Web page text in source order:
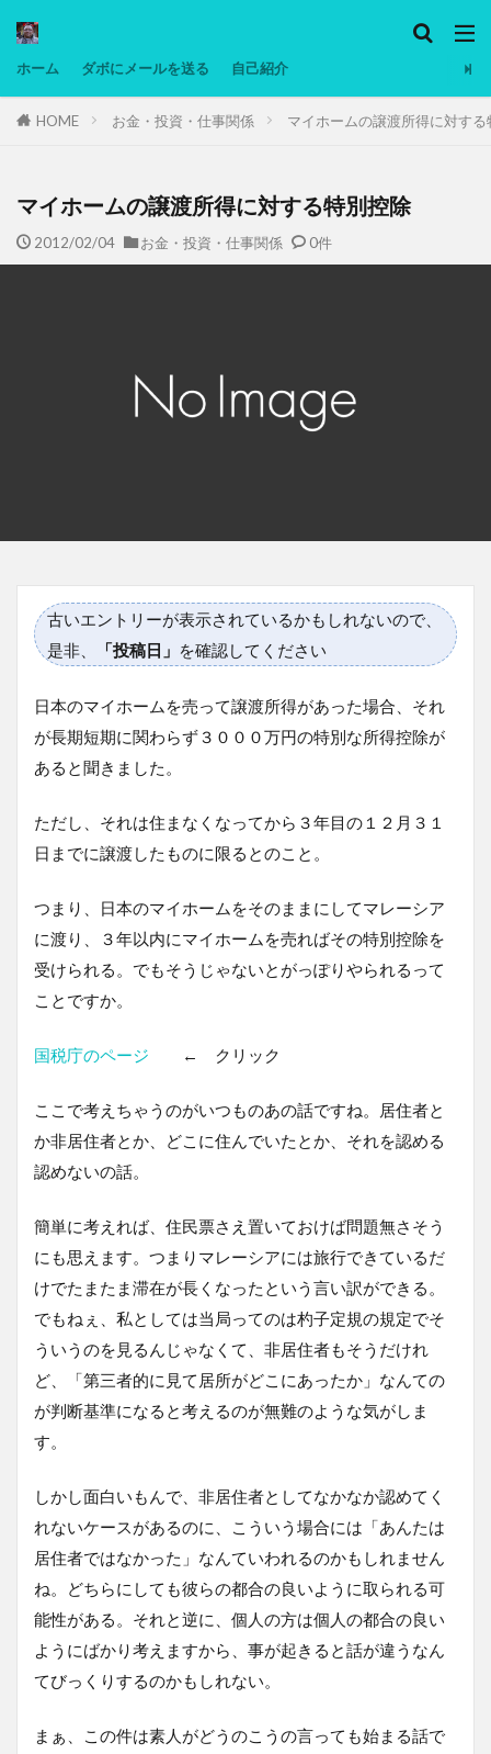
ホーム ダボにメールを送る 自己紹介
HOME お金・投資・仕事関係 マイホームの譲渡所得に対する
マイホームの譲渡所得に対する特別控除
2012/02/04 お金・投資・仕事関係 0件
古いエントリーが表示されているかもしれないので、
是非、
「投稿日」 を確認してください
日本のマイホームを売って譲渡所得があった場合、それ
が長期短期に関わらず３０００万円の特別な所得控除が
あると聞きました。
ただし、それは住まなくなってから３年目の１２月３１
日までに譲渡したものに限るとのこと。
つまり、日本のマイホームをそのままにしてマレーシア
に渡り、３年以内にマイホームを売ればその特別控除を
受けられる。でもそうじゃないとがっぽりやられるって
ことですか。
国税庁のページ ← クリック
ここで考えちゃうのがいつものあの話ですね。居住者と
か非居住者とか、どこに住んでいたとか、それを認める
認めないの話。
簡単に考えれば、住民票さえ置いておけば問題無さそう
にも思えます。つまりマレーシアには旅行できているだ
けでたまたま滞在が長くなったという言い訳ができる。
でもねぇ、私としては当局ってのは杓子定規の規定でそ
ういうのを見るんじゃなくて、非居住者もそうだけれ
ど、「第三者的に見て居所がどこにあったか」なんての
が判断基準になると考えるのが無難のような気がしま
す。
しかし面白いもんで、非居住者としてなかなか認めてく
れないケースがあるのに、こういう場合には「あんたは
居住者ではなかった」なんていわれるのかもしれません
ね。どちらにしても彼らの都合の良いように取られる可
能性がある。それと逆に、個人の方は個人の都合の良い
ようにばかり考えますから、事が起きると話が違うなん
てびっくりするのかもしれない。
まぁ、この件は素人がどうのこうの言っても始まる話で
タグ
マレーシア動画
ヨーグルト
備忘録
動画 日本人村社会 脱水シート